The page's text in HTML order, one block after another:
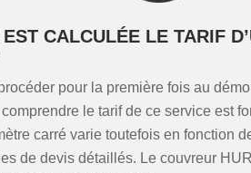
CALCULÉE LE TARIF
pour la première fois au
le tarif de ce service est
carré varie toutefois en fonction
de devis détaillés. Le couvreur